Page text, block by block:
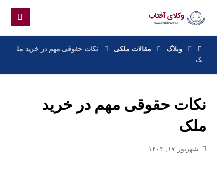
وبلاگ مقالات ملکی
نکات حقوقی مهم در خرید مل
ک
نکات حقوقی مهم در خرید
ملک
شهریور ۱۷, ۱۴۰۳